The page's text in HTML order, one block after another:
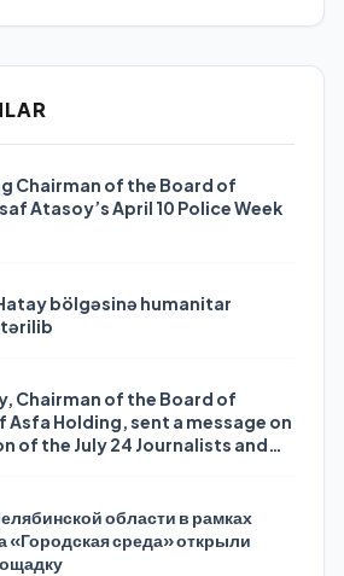
Chairman of the Board of
Atasoy’s April 10 Police Week
bölgəsinə humanitar
Chairman of the Board of
Asfa Holding, sent a message on
of the July 24 Journalists and
области в рамках
«Городская среда» открыли